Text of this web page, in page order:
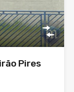
Pires